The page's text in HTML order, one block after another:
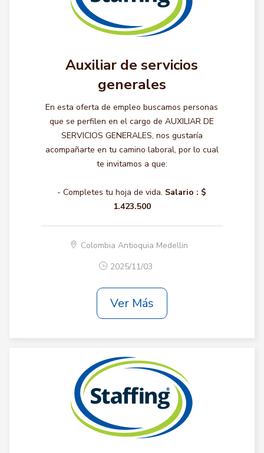
Auxiliar de servicios
generales
En esta oferta de empleo buscamos personas
que se perfilen en el cargo de AUXILIAR DE
SERVICIOS GENERALES, nos gustaría
acompañarte en tu camino laboral, por lo cual
te invitamos a que:
- Completes tu hoja de vida. Salario : $
1.423.500
Colombia Antioquia Medellin
2025/11/03
Ver Más